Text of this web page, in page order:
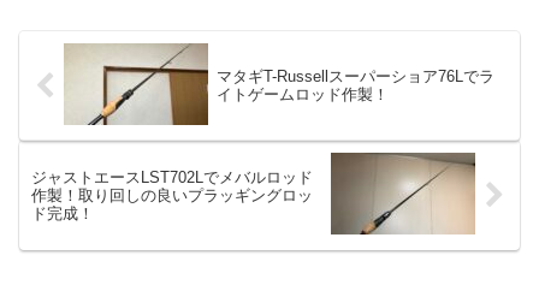
マタギT-Russellスーパーショア76Lでラ
イトゲームロッド作製！
ジャストエースLST702Lでメバルロッド
作製！取り回しの良いプラッギングロッ
ド完成！